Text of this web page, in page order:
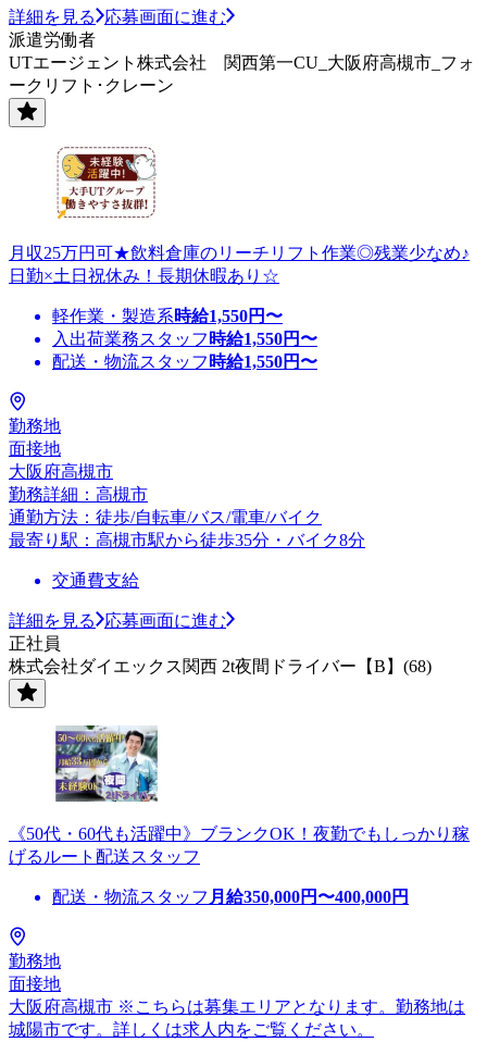
詳細を見る
応募画面に進む
派遣労働者
UTエージェント株式会社 関西第一CU_大阪府高槻市_フォ
ークリフト･クレーン
月収25万円可★飲料倉庫のリーチリフト作業◎残業少なめ♪
日勤×土日祝休み！長期休暇あり☆
軽作業・製造系時給1,550円〜
入出荷業務スタッフ 時給1,550円〜
配送・物流スタッフ 時給1,550円〜
勤務地
面接地
大阪府高槻市
勤務詳細：高槻市
通勤方法：徒歩/自転車/バス/電車/バイク
最寄り駅：高槻市駅から徒歩35分・バイク8分
交通費支給
詳細を見る
応募画面に進む
正社員
株式会社ダイエックス関西 2t夜間ドライバー【B】(68)
《50代・60代も活躍中》ブランクOK！夜勤でもしっかり稼
げるルート配送スタッフ
配送・物流スタッフ 月給350,000円〜400,000円
勤務地
面接地
大阪府高槻市 ※こちらは募集エリアとなります。勤務地は
城陽市です。詳しくは求人内をご覧ください。